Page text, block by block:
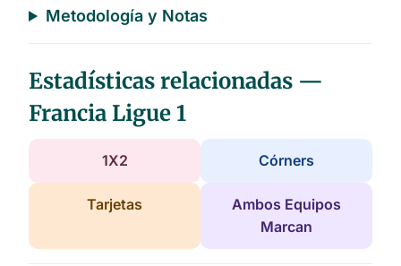
Metodología y Notas
Estadísticas relacionadas —
Francia Ligue 1
1X2 Córners
Tarjetas
Ambos Equipos
Marcan